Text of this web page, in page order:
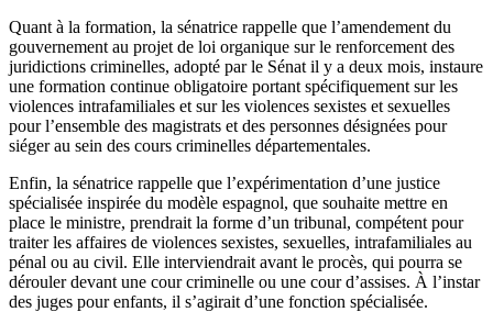
Quant à la formation, la sénatrice rappelle que l’amendement du
gouvernement au projet de loi organique sur le renforcement des
juridictions criminelles, adopté par le Sénat il y a deux mois, instaure
une formation continue obligatoire portant spécifiquement sur les
violences intrafamiliales et sur les violences sexistes et sexuelles
pour l’ensemble des magistrats et des personnes désignées pour
siéger au sein des cours criminelles départementales.
Enfin, la sénatrice rappelle que l’expérimentation d’une justice
spécialisée inspirée du modèle espagnol, que souhaite mettre en
place le ministre, prendrait la forme d’un tribunal, compétent pour
traiter les affaires de violences sexistes, sexuelles, intrafamiliales au
pénal ou au civil. Elle interviendrait avant le procès, qui pourra se
dérouler devant une cour criminelle ou une cour d’assises. À l’instar
des juges pour enfants, il s’agirait d’une fonction spécialisée.